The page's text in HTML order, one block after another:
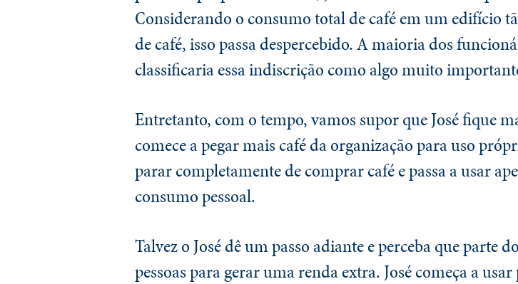
Considerando o consumo total de café em um edifício
de café, isso passa despercebido. A maioria dos
classificaria essa indiscrição como algo muito
Entretanto, com o tempo, vamos supor que José fique
comece a pegar mais café da organização para uso
parar completamente de comprar café e passa a usar
consumo pessoal.
Talvez o José dê um passo adiante e perceba que parte
pessoas para gerar uma renda extra. José começa a